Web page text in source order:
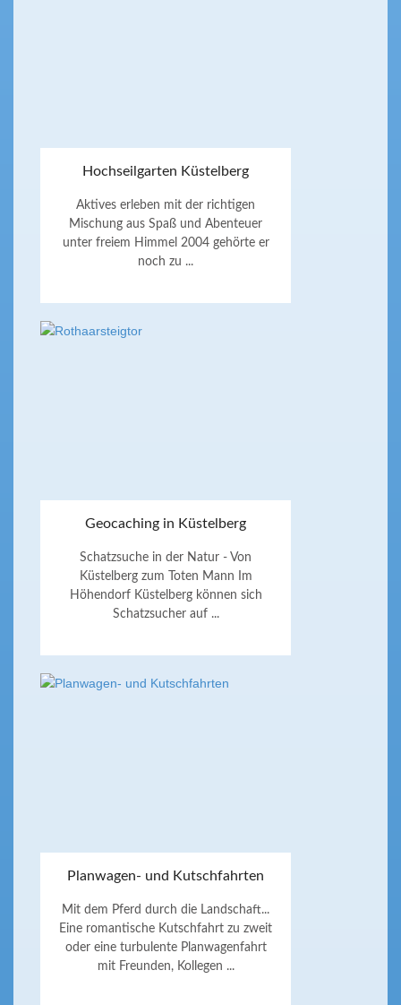
Hochseilgarten Küstelberg
Aktives erleben mit der richtigen
Mischung aus Spaß und Abenteuer
unter freiem Himmel 2004 gehörte er
noch zu ...
Geocaching in Küstelberg
Schatzsuche in der Natur - Von
Küstelberg zum Toten Mann Im
Höhendorf Küstelberg können sich
Schatzsucher auf ...
Planwagen- und Kutschfahrten
Mit dem Pferd durch die Landschaft...
Eine romantische Kutschfahrt zu zweit
oder eine turbulente Planwagenfahrt
mit Freunden, Kollegen ...